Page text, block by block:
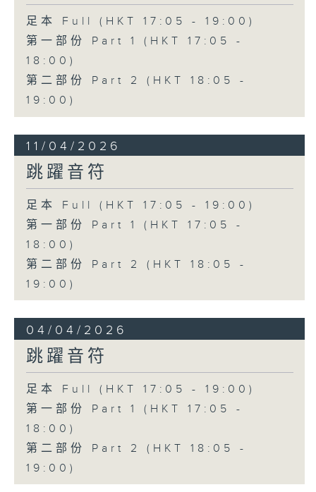
足本 Full (HKT 17:05 - 19:00)
第一部份 Part 1 (HKT 17:05 -
18:00)
第二部份 Part 2 (HKT 18:05 -
19:00)
11/04/2026
跳躍音符
足本 Full (HKT 17:05 - 19:00)
第一部份 Part 1 (HKT 17:05 -
18:00)
第二部份 Part 2 (HKT 18:05 -
19:00)
04/04/2026
跳躍音符
足本 Full (HKT 17:05 - 19:00)
第一部份 Part 1 (HKT 17:05 -
18:00)
第二部份 Part 2 (HKT 18:05 -
19:00)